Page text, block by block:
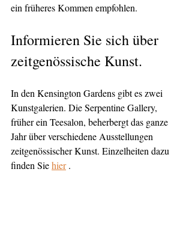
ein früheres Kommen empfohlen.
Informieren Sie sich über
zeitgenössische Kunst.
In den Kensington Gardens gibt es zwei
Kunstgalerien. Die Serpentine Gallery,
früher ein Teesalon, beherbergt das ganze
Jahr über verschiedene Ausstellungen
zeitgenössischer Kunst. Einzelheiten dazu
finden Sie hier .